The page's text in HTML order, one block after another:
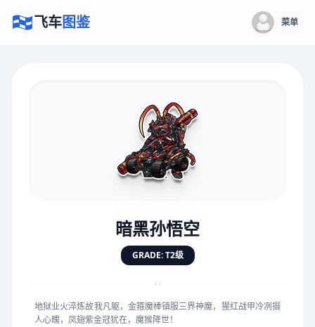
飞车图鉴 菜单
暗黑孙悟空
GRADE: T2级
“
地狱业火淬炼故我凡躯，金箍魔棒镇服三界神魔，猩红战甲冷冽摄
人心魄，凤翅紫金冠犹在，魔猴降世！
★★★★★★★
手感 5.0分